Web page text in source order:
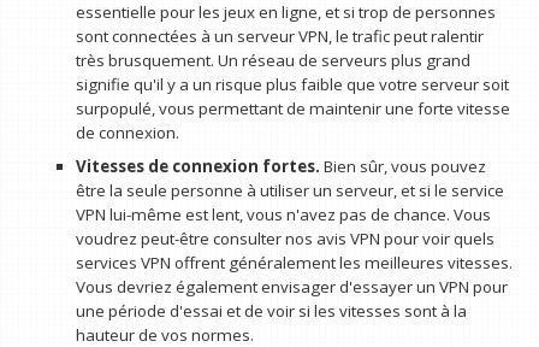
essentielle pour les jeux en ligne, et si trop de personnes
sont connectées à un serveur VPN, le trafic peut ralentir
très brusquement. Un réseau de serveurs plus grand
signifie qu'il y a un risque plus faible que votre serveur soit
surpopulé, vous permettant de maintenir une forte vitesse
de connexion.
Vitesses de connexion fortes. Bien sûr, vous pouvez
être la seule personne à utiliser un serveur, et si le service
VPN lui-même est lent, vous n'avez pas de chance. Vous
voudrez peut-être consulter nos avis VPN pour voir quels
services VPN offrent généralement les meilleures vitesses.
Vous devriez également envisager d'essayer un VPN pour
une période d'essai et de voir si les vitesses sont à la
hauteur de vos normes.